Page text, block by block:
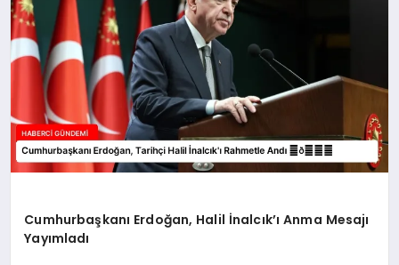
Cumhurbaşkanı Erdoğan, Halil İnalcık’ı Anma Mesajı
Yayımladı